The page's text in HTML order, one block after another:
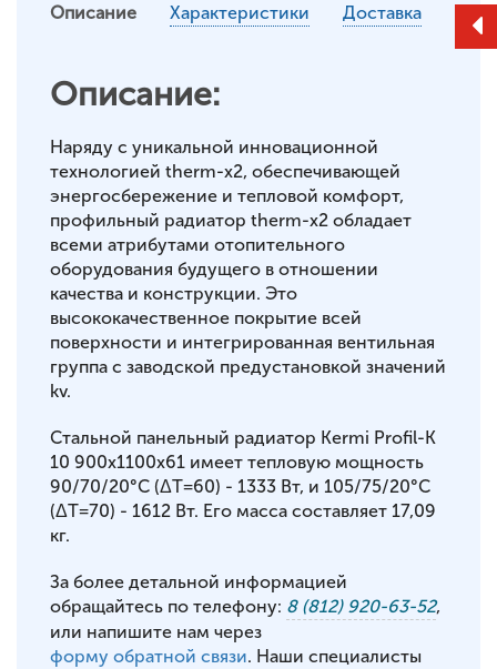
Описание Характеристики Доставка
Описание:
Наряду с уникальной инновационной
технологией therm-x2, обеспечивающей
энергосбережение и тепловой комфорт,
профильный радиатор therm-x2 обладает
всеми атрибутами отопительного
оборудования будущего в отношении
качества и конструкции. Это
высококачественное покрытие всей
поверхности и интегрированная вентильная
группа с заводской предустановкой значений
kv.
Стальной панельный радиатор Kermi Profil-K
10 900x1100x61 имеет тепловую мощность
90/70/20°С (ΔT=60) - 1333 Вт, и 105/75/20°С
(ΔT=70) - 1612 Вт. Его масса составляет 17,09
кг.
За более детальной информацией
обращайтесь по телефону: 8 (812) 920-63-52,
или напишите нам через
форму обратной связи. Наши специалисты